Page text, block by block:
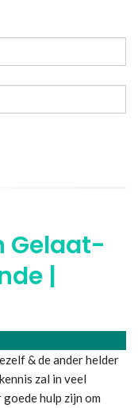
Gelaat-
|
& de ander helder
zal in veel
hulp zijn om